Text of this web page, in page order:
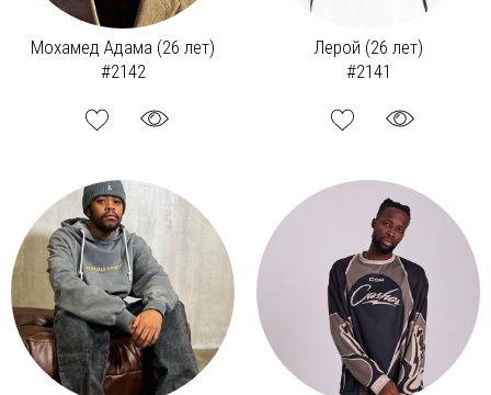
Мохамед Адама (26 лет)
#2142
Лерой (26 лет)
#2141